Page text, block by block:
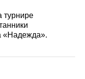
турнире
«Надежда».